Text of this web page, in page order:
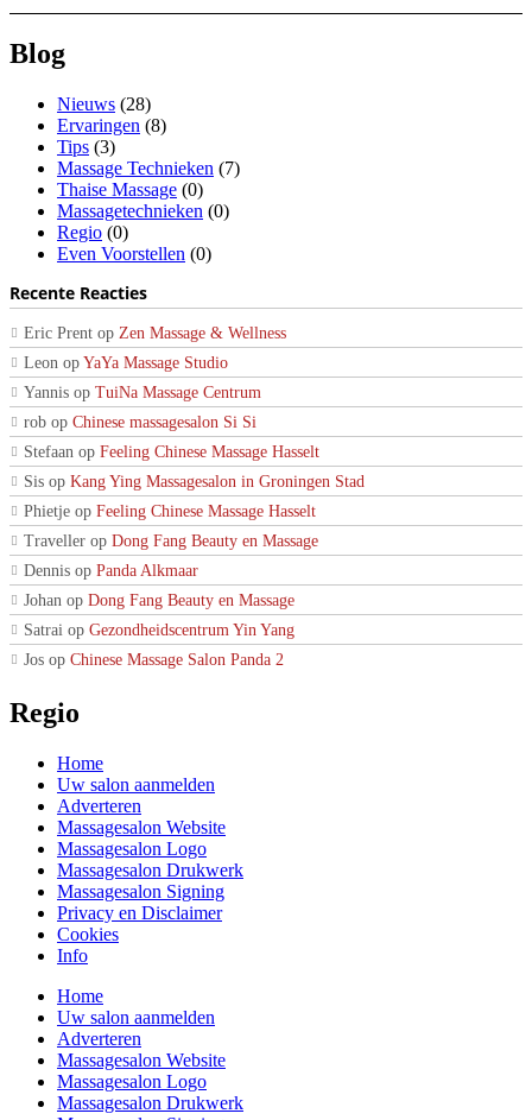
Blog
Nieuws (28)
Ervaringen (8)
Tips (3)
Massage Technieken (7)
Thaise Massage (0)
Massagetechnieken (0)
Regio (0)
Even Voorstellen (0)
Recente Reacties
Eric Prent op Zen Massage & Wellness
Leon op YaYa Massage Studio
Yannis op TuiNa Massage Centrum
rob op Chinese massagesalon Si Si
Stefaan op Feeling Chinese Massage Hasselt
Sis op Kang Ying Massagesalon in Groningen Stad
Phietje op Feeling Chinese Massage Hasselt
Traveller op Dong Fang Beauty en Massage
Dennis op Panda Alkmaar
Johan op Dong Fang Beauty en Massage
Satrai op Gezondheidscentrum Yin Yang
Jos op Chinese Massage Salon Panda 2
Regio
Home
Uw salon aanmelden
Adverteren
Massagesalon Website
Massagesalon Logo
Massagesalon Drukwerk
Massagesalon Signing
Privacy en Disclaimer
Cookies
Info
Home
Uw salon aanmelden
Adverteren
Massagesalon Website
Massagesalon Logo
Massagesalon Drukwerk